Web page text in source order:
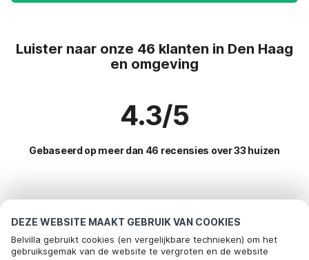
DEZE WEBSITE MAAKT GEBRUIK VAN COOKIES
Belvilla gebruikt cookies (en vergelijkbare technieken) om het
gebruiksgemak van de website te vergroten en de website
Luister naar onze 46 klanten in Den Haag
en omgeving
4.3/5
Gebaseerd op meer dan 46 recensies over 33 huizen
vakantie
Populaire voorzieningen voor vakantie in Den haag en